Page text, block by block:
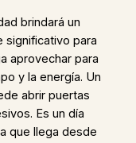
brindará un
significativo para
aprovechar para
y la energía. Un
abrir puertas
Es un día
que llega desde